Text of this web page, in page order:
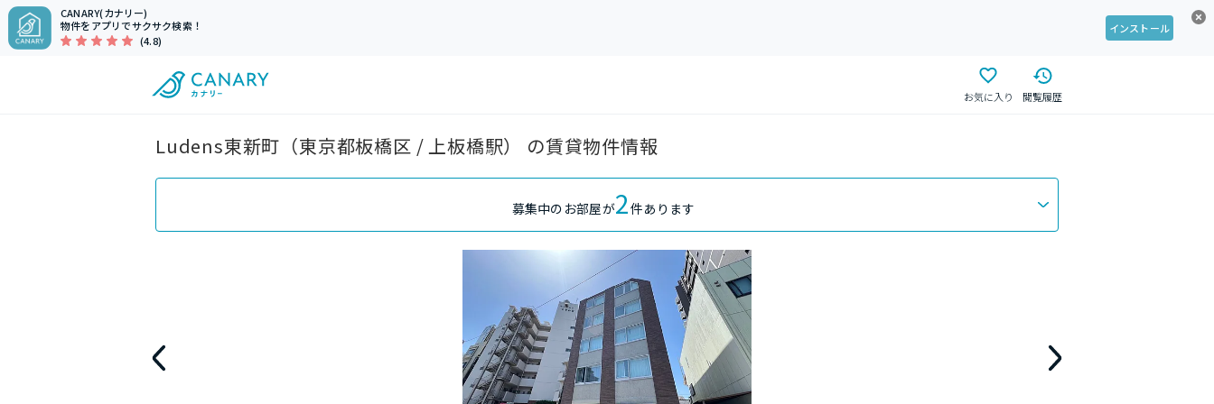
CANARY(カナリー)
物件をアプリでサクサク検索！
(4.8)
インストール
お気に入り 閲覧履歴
Ludens東新町（東京都板橋区 / 上板橋駅） の賃貸物件情報
募集中のお部屋が2件あります